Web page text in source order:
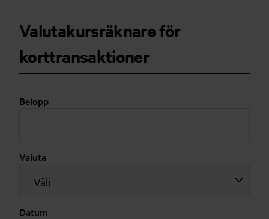
Valutakursräknare för
korttransaktioner
Belopp
Valuta
Datum